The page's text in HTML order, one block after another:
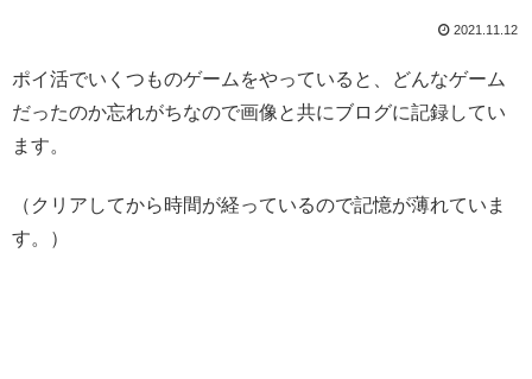
2021.11.12
ポイ活でいくつものゲームをやっていると、どんなゲーム
だったのか忘れがちなので画像と共にブログに記録してい
ます。
（クリアしてから時間が経っているので記憶が薄れていま
す。）